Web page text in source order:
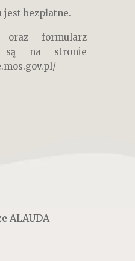
bezpłatne.
oraz formularz
są na stronie
ALAUDA